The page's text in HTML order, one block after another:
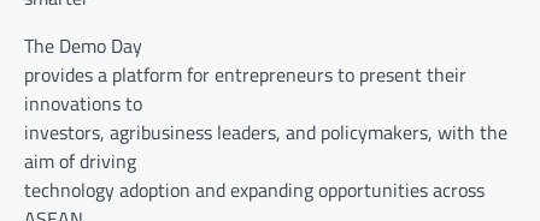
The Demo Day
provides a platform for entrepreneurs to present their
innovations to
investors, agribusiness leaders, and policymakers, with the
aim of driving
technology adoption and expanding opportunities across